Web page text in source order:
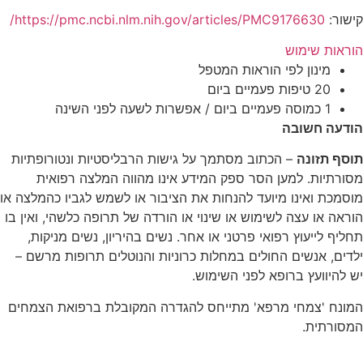
https://pmc.ncbi.nlm.nih.gov/articles/PMC9176630/
שימוש
מינון לפי הוראות המטפל
20 טיפות פעמיים ביום
1 כמוסה פעמיים ביום / אפשרות לשעה לפני השינה
חשובה
תזונה– הכתוב מסתמך על גישות הרבליסטיות ונטורופתיות
למען הסר ספק המידע אינו מהווה המלצה רפואית
ואינו מיועד להנחות את הציבור או לשמש לגביו כהמלצה או
או עצה לשימוש או שינוי או הורדה של תרופה כלשהי, ואין בו
לייעוץ רפואי פרטני או אחר. נשים בהיריון, נשים מניקות,
אנשים החולים במחלות כרוניות והנוטלים תרופות מרשם –
ברופא לפני השימוש.
'צמחי מרפא' מתייחס להגדרה המקובלת ברפואת הצמחים